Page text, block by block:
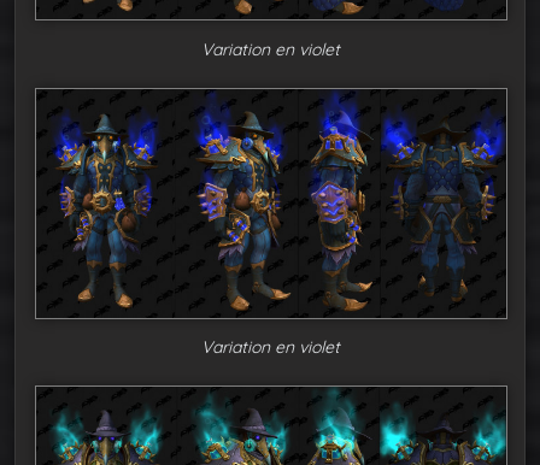
Variation en violet
Variation en violet